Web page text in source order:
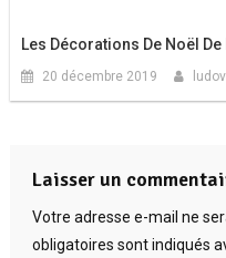
Les Décorations De Noël De
20 décembre 2019
Laisser un
Votre adresse e-mail ne
obligatoires sont indiqués